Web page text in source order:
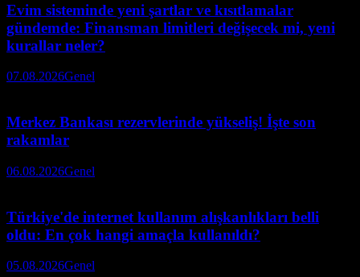
Evim sisteminde yeni şartlar ve kısıtlamalar
gündemde: Finansman limitleri değişecek mi, yeni
kurallar neler?
07.08.2026Genel
Merkez Bankası rezervlerinde yükseliş! İşte son
rakamlar
06.08.2026Genel
Türkiye'de internet kullanım alışkanlıkları belli
oldu: En çok hangi amaçla kullanıldı?
05.08.2026Genel